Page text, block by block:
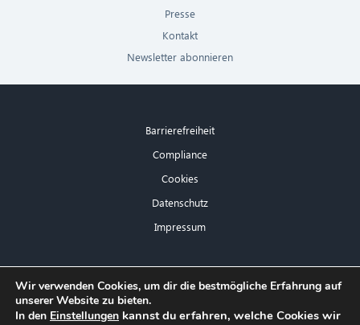
Presse
Kontakt
Newsletter abonnieren
Barrierefreiheit
Compliance
Cookies
Datenschutz
Impressum
Wir verwenden Cookies, um dir die bestmögliche Erfahrung auf
unserer Website zu bieten.
In den Einstellungen kannst du erfahren, welche Cookies wir